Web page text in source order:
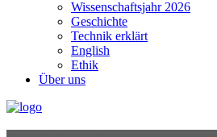
Wissenschaftsjahr 2026
Geschichte
Technik erklärt
English
Ethik
Über uns